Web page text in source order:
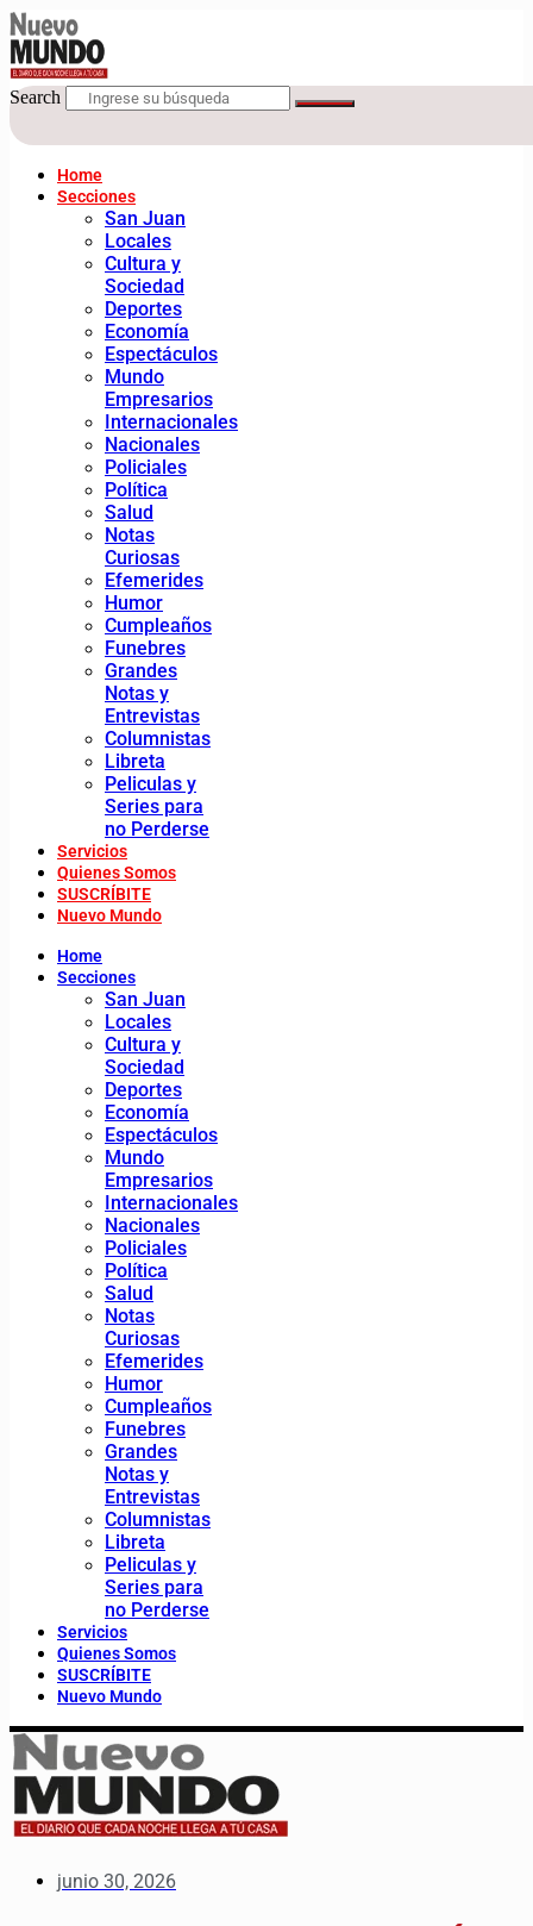
Search
Home
Secciones
San Juan
Locales
Cultura y
Sociedad
Deportes
Economía
Espectáculos
Mundo
Empresarios
Internacionales
Nacionales
Policiales
Política
Salud
Notas
Curiosas
Efemerides
Humor
Cumpleaños
Funebres
Grandes
Notas y
Entrevistas
Columnistas
Libreta
Peliculas y
Series para
no Perderse
Servicios
Quienes Somos
SUSCRÍBITE
Nuevo Mundo
Home
Secciones
San Juan
Locales
Cultura y
Sociedad
Deportes
Economía
Espectáculos
Mundo
Empresarios
Internacionales
Nacionales
Policiales
Política
Salud
Notas
Curiosas
Efemerides
Humor
Cumpleaños
Funebres
Grandes
Notas y
Entrevistas
Columnistas
Libreta
Peliculas y
Series para
no Perderse
Servicios
Quienes Somos
SUSCRÍBITE
Nuevo Mundo
junio 30, 2026